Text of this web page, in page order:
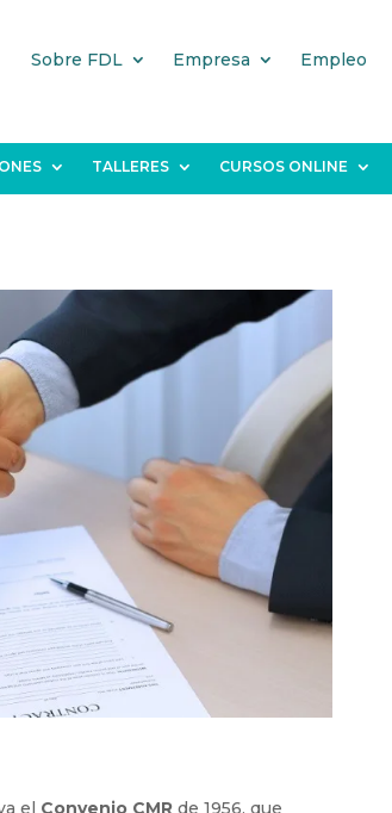
Sobre FDL Empresa Empleo
TALLERES CURSOS ONLINE